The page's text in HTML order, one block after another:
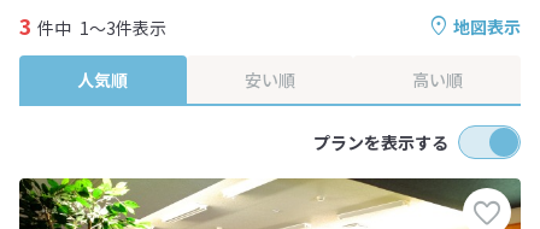
地図表示
3 件中 1～3件表示
人気順 安い順 高い順
プランを表示する